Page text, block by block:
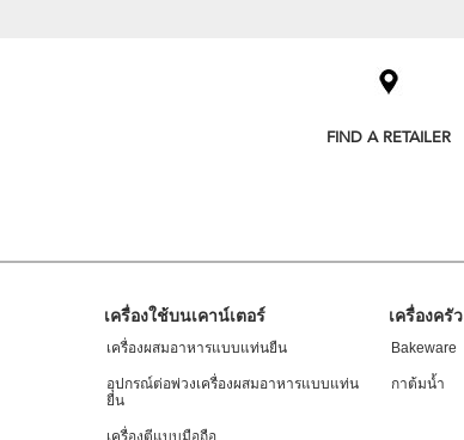
FIND A RETAILER
Footer
เครื่องใช้บนเคาน์เตอร์
เครื่องผสมอาหารแบบแท่นยืน
อุปกรณ์ต่อพ่วงเครื่องผสมอาหารแบบแท่น
ยืน
เครื่องตีแบบมือถือ
เครื่องครัว
Bakeware
กาต้มน้ำ